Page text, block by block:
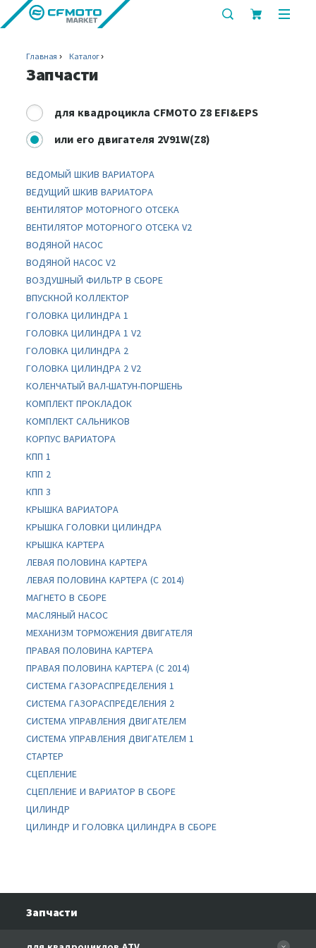
показать
Главная Каталог
Запчасти
для квадроцикла CFMOTO Z8 EFI&EPS
или его двигателя 2V91W(Z8)
ВЕДОМЫЙ ШКИВ ВАРИАТОРА
ВЕДУЩИЙ ШКИВ ВАРИАТОРА
ВЕНТИЛЯТОР МОТОРНОГО ОТСЕКА
ВЕНТИЛЯТОР МОТОРНОГО ОТСЕКА V2
ВОДЯНОЙ НАСОС
ВОДЯНОЙ НАСОС V2
ВОЗДУШНЫЙ ФИЛЬТР В СБОРЕ
ВПУСКНОЙ КОЛЛЕКТОР
ГОЛОВКА ЦИЛИНДРА 1
ГОЛОВКА ЦИЛИНДРА 1 V2
ГОЛОВКА ЦИЛИНДРА 2
ГОЛОВКА ЦИЛИНДРА 2 V2
КОЛЕНЧАТЫЙ ВАЛ-ШАТУН-ПОРШЕНЬ
КОМПЛЕКТ ПРОКЛАДОК
КОМПЛЕКТ САЛЬНИКОВ
КОРПУС ВАРИАТОРА
КПП 1
КПП 2
КПП 3
КРЫШКА ВАРИАТОРА
КРЫШКА ГОЛОВКИ ЦИЛИНДРА
КРЫШКА КАРТЕРА
ЛЕВАЯ ПОЛОВИНА КАРТЕРА
ЛЕВАЯ ПОЛОВИНА КАРТЕРА (C 2014)
МАГНЕТО В СБОРЕ
МАСЛЯНЫЙ НАСОС
МЕХАНИЗМ ТОРМОЖЕНИЯ ДВИГАТЕЛЯ
ПРАВАЯ ПОЛОВИНА КАРТЕРА
ПРАВАЯ ПОЛОВИНА КАРТЕРА (C 2014)
СИСТЕМА ГАЗОРАСПРЕДЕЛЕНИЯ 1
СИСТЕМА ГАЗОРАСПРЕДЕЛЕНИЯ 2
СИСТЕМА УПРАВЛЕНИЯ ДВИГАТЕЛЕМ
СИСТЕМА УПРАВЛЕНИЯ ДВИГАТЕЛЕМ 1
СТАРТЕР
СЦЕПЛЕНИЕ
СЦЕПЛЕНИЕ И ВАРИАТОР В СБОРЕ
ЦИЛИНДР
ЦИЛИНДР И ГОЛОВКА ЦИЛИНДРА В СБОРЕ
Запчасти